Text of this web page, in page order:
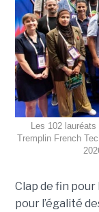
Les 102
Tremplin French
Clap de fin
pour l’égalité